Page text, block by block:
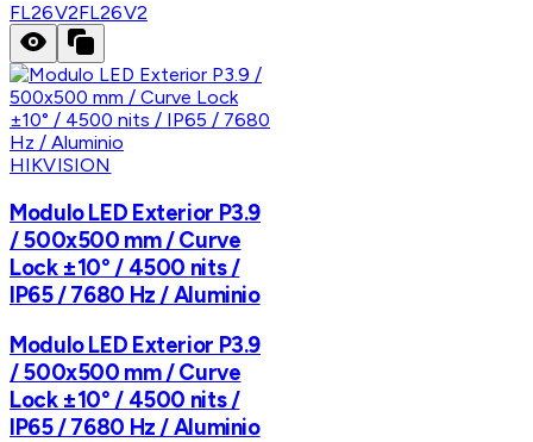
FL26V2FL26V2
HIKVISION
Modulo LED Exterior P3.9
/ 500x500 mm / Curve
Lock ±10° / 4500 nits /
IP65 / 7680 Hz / Aluminio
Modulo LED Exterior P3.9
/ 500x500 mm / Curve
Lock ±10° / 4500 nits /
IP65 / 7680 Hz / Aluminio